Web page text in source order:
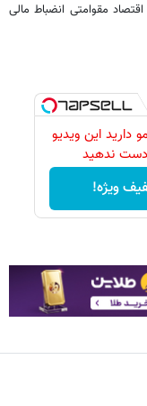
مقوامتی انضباط مالی
دارید این ویدیو
دست ندهید
ویژه!